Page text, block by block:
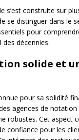
s’est construite sur
se distinguer dans le
pour
décennies.
solide et
pour sa solidité
agences de notation
robustes. Cet aspect
confiance pour les